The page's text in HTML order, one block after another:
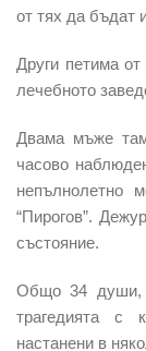
от тях да бъдат
Други петима
лечебното
Двама мъже
часово
непълнолетно
“Пирогов”.
състояние.
Общо 34 души,
трагедията с
настанени в